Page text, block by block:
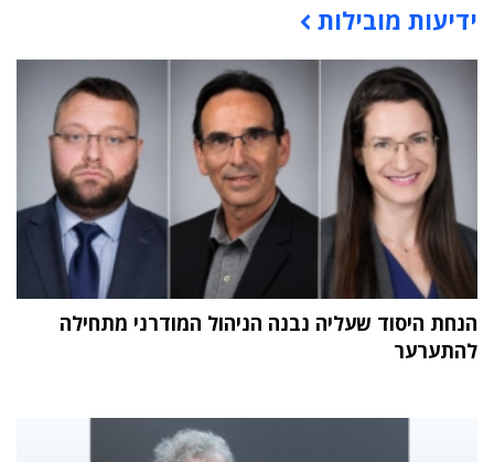
תוכן פרסומי
ידיעות מובילות
הנחת היסוד שעליה נבנה הניהול המודרני מתחילה
להתערער